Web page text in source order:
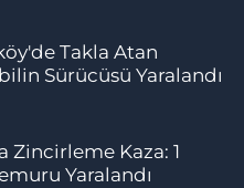
Takla Atan
Sürücüsü Yaralandı
Zincirleme Kaza: 1
Yaralandı